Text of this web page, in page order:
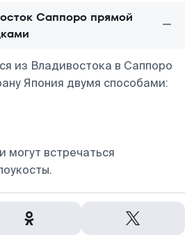
Саппоро прямой
из Владивостока в Саппоро
Япония двумя способами:
могут встречаться